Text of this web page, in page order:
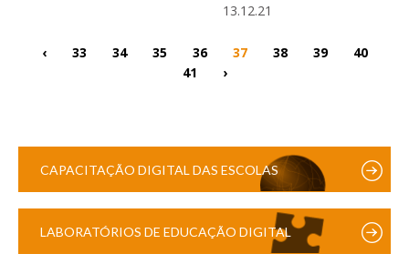
13.12.21
‹ 33 34 35 36 37 38 39
40
41
›
CAPACITAÇÃO DIGITAL DAS ESCOLAS
LABORATÓRIOS DE EDUCAÇÃO DIGITAL